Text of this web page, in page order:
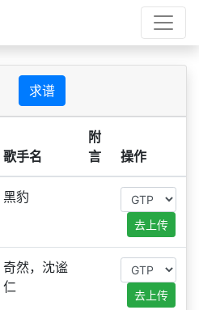
求谱
歌手名
附
言
操作
黑豹
去上传
奇然，沈谧
仁
去上传